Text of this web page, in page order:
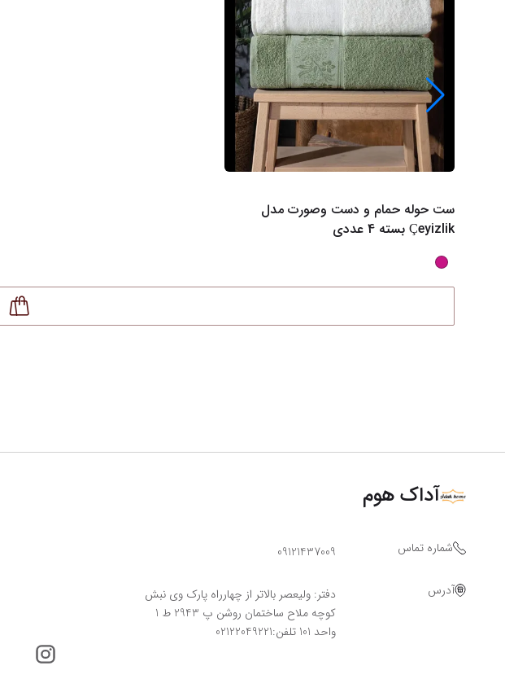
ست حوله حمام و دست وصورت مدل
Çeyizlik بسته 4 عددی
آداک هوم
شماره تماس 09121437009
آدرس
دفتر: ولیعصر بالاتر از چهارراه پارک وی نبش
کوچه ملاح ساختمان روشن پ 2943 ط 1
واحد 101 تلفن:02122049221